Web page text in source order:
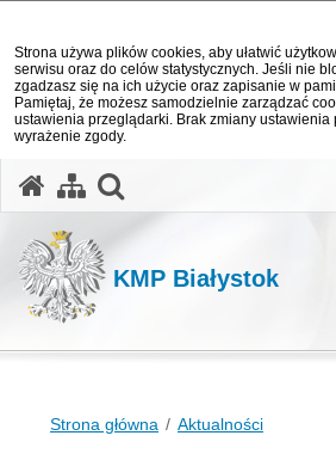
Strona używa plików cookies, aby ułatwić
serwisu oraz do celów statystycznych. Jeśli nie
zgadzasz się na ich użycie oraz zapisanie w
Pamiętaj, że możesz samodzielnie zarządzać
ustawienia przeglądarki. Brak zmiany ustawienia
wyrażenie zgody.
KMP Białystok
Strona główna Aktualności